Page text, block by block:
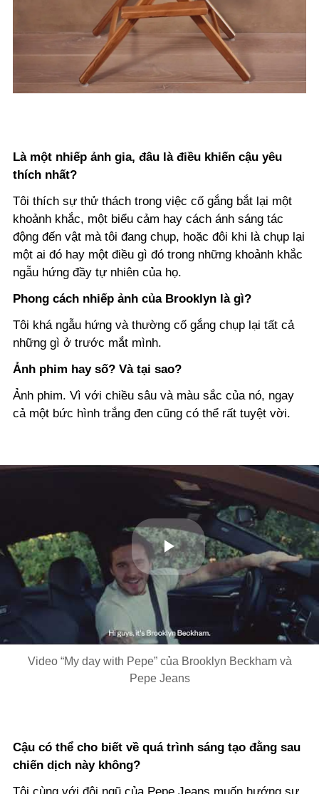
Là một nhiếp ảnh gia, đâu là điều khiến cậu yêu
thích nhất?
Tôi thích sự thử thách trong việc cố gắng bắt lại một
khoảnh khắc, một biểu cảm hay cách ánh sáng tác
động đến vật mà tôi đang chụp, hoặc đôi khi là chụp lại
một ai đó hay một điều gì đó trong những khoảnh khắc
ngẫu hứng đầy tự nhiên của họ.
Phong cách nhiếp ảnh của Brooklyn là gì?
Tôi khá ngẫu hứng và thường cố gắng chụp lại tất cả
những gì ở trước mắt mình.
Ảnh phim hay số? Và tại sao?
Ảnh phim. Vì với chiều sâu và màu sắc của nó, ngay
cả một bức hình trắng đen cũng có thể rất tuyệt vời.
Play
Video
Video “My day with Pepe” của Brooklyn Beckham và
Pepe Jeans
Cậu có thể cho biết về quá trình sáng tạo đằng sau
chiến dịch này không?